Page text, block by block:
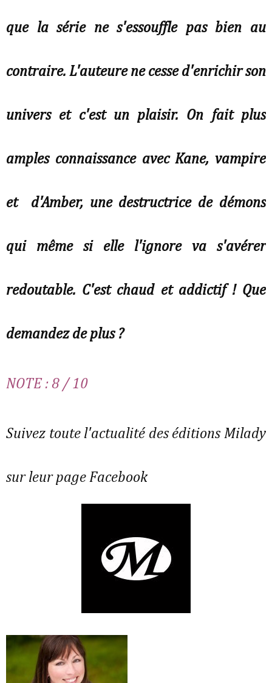
que la série ne s'essouffle pas bien au
contraire. L'auteure ne cesse d'enrichir son
univers et c'est un plaisir. On fait plus
amples connaissance avec Kane, vampire
et d'Amber, une destructrice de démons
qui même si elle l'ignore va s'avérer
redoutable. C'est chaud et addictif ! Que
demandez de plus ?
NOTE : 8 / 10
Suivez toute l'actualité des éditions Milady
sur leur page Facebook